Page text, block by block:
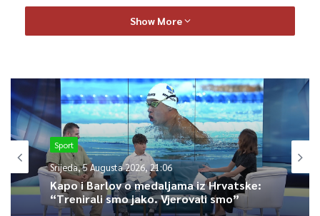
investicijakoje će, između ostalog, uključivati i nova kreditna
zaduženja, a time i proširenje saradnje s EBRD-om.
Butile, koje bi proizvodile energiju za grijanje općina Novi Grad i
Novo Sarajevo, nabavku novih ekoloških vozila za komunalna
preduzeća, gradnju moderne infrastrukture za električna vozila
te brojne druge projekte koje bi doprinijeli čistijem zraku u KS,
saopćeno je iz Službe za protokol i press KS
0
Show More
Sport
Srijeda, 5 Augusta 2026, 21:06
Kapo i Barlov o medaljama iz Hrvatske:
“Trenirali smo jako. Vjerovali smo”